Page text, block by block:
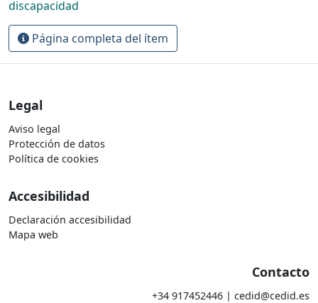
discapacidad
Página completa del ítem
Legal
Aviso legal
Protección de datos
Política de cookies
Accesibilidad
Declaración accesibilidad
Mapa web
Contacto
+34 917452446 | cedid@cedid.es